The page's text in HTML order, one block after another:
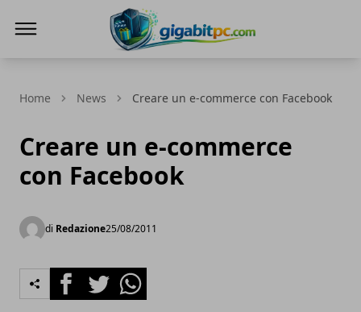
Home News Creare un e-commerce con Facebook
Creare un e-commerce
con Facebook
di Redazione25/08/2011
FacebookTwitterWhatsapp